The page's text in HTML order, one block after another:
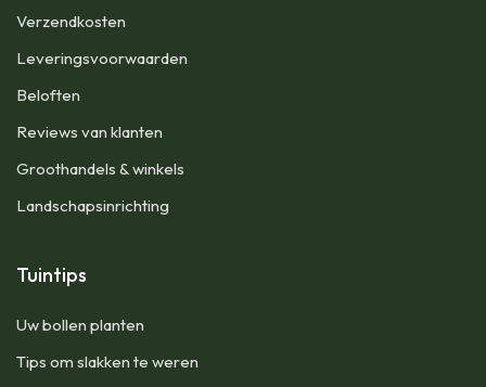
Verzendkosten
Leveringsvoorwaarden
Beloften
Reviews van klanten
Groothandels & winkels
Landschapsinrichting
Tuintips
Uw bollen planten
Tips om slakken te weren